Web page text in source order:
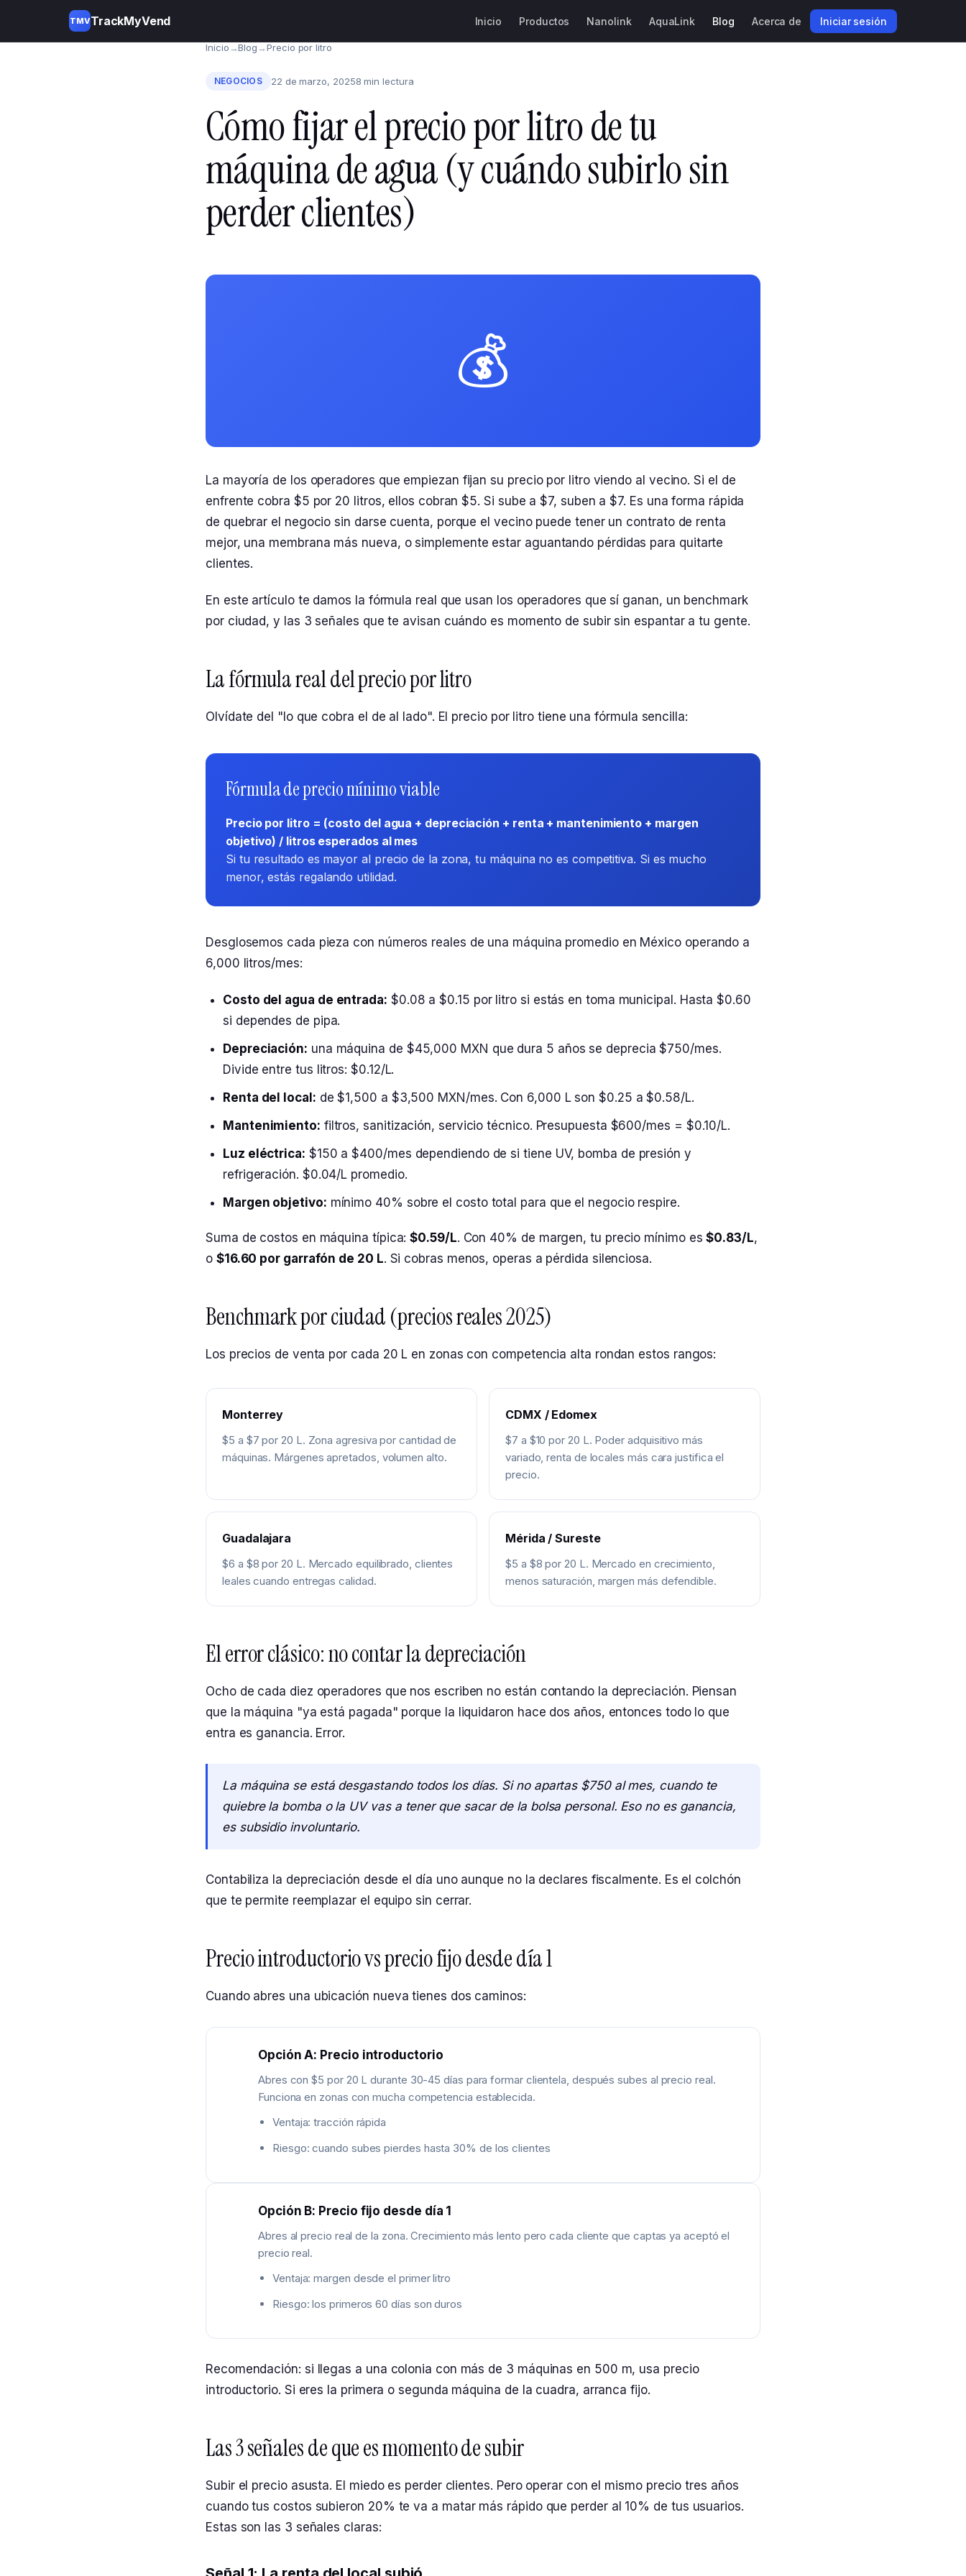
TMVTrackMyVend Inicio Productos Nanolink AquaLink Blog Acerca de Iniciar sesión
Inicio→Blog→Precio por litro
NEGOCIOS 22 de marzo, 20258 min lectura
Cómo fijar el precio por litro de tu
máquina de agua (y cuándo subirlo sin
perder clientes)
💰
La mayoría de los operadores que empiezan fijan su precio por litro viendo al vecino. Si el de
enfrente cobra $5 por 20 litros, ellos cobran $5. Si sube a $7, suben a $7. Es una forma rápida
de quebrar el negocio sin darse cuenta, porque el vecino puede tener un contrato de renta
mejor, una membrana más nueva, o simplemente estar aguantando pérdidas para quitarte
clientes.
En este artículo te damos la fórmula real que usan los operadores que sí ganan, un benchmark
por ciudad, y las 3 señales que te avisan cuándo es momento de subir sin espantar a tu gente.
La fórmula real del precio por litro
Olvídate del "lo que cobra el de al lado". El precio por litro tiene una fórmula sencilla:
Fórmula de precio mínimo viable
Precio por litro = (costo del agua + depreciación + renta + mantenimiento + margen
objetivo) / litros esperados al mes
Si tu resultado es mayor al precio de la zona, tu máquina no es competitiva. Si es mucho
menor, estás regalando utilidad.
Desglosemos cada pieza con números reales de una máquina promedio en México operando a
6,000 litros/mes:
Costo del agua de entrada: $0.08 a $0.15 por litro si estás en toma municipal. Hasta $0.60
si dependes de pipa.
Depreciación: una máquina de $45,000 MXN que dura 5 años se deprecia $750/mes.
Divide entre tus litros: $0.12/L.
Renta del local: de $1,500 a $3,500 MXN/mes. Con 6,000 L son $0.25 a $0.58/L.
Mantenimiento: filtros, sanitización, servicio técnico. Presupuesta $600/mes = $0.10/L.
Luz eléctrica: $150 a $400/mes dependiendo de si tiene UV, bomba de presión y
refrigeración. $0.04/L promedio.
Margen objetivo: mínimo 40% sobre el costo total para que el negocio respire.
Suma de costos en máquina típica:$0.59/L. Con 40% de margen, tu precio mínimo es$0.83/L,
o $16.60 por garrafón de 20 L. Si cobras menos, operas a pérdida silenciosa.
Benchmark por ciudad (precios reales 2025)
Los precios de venta por cada 20 L en zonas con competencia alta rondan estos rangos:
Monterrey
$5 a $7 por 20 L. Zona agresiva por cantidad de
máquinas. Márgenes apretados, volumen alto.
CDMX / Edomex
$7 a $10 por 20 L. Poder adquisitivo más
variado, renta de locales más cara justifica el
precio.
Guadalajara
$6 a $8 por 20 L. Mercado equilibrado, clientes
leales cuando entregas calidad.
Mérida / Sureste
$5 a $8 por 20 L. Mercado en crecimiento,
menos saturación, margen más defendible.
El error clásico: no contar la depreciación
Ocho de cada diez operadores que nos escriben no están contando la depreciación. Piensan
que la máquina "ya está pagada" porque la liquidaron hace dos años, entonces todo lo que
entra es ganancia. Error.
La máquina se está desgastando todos los días. Si no apartas $750 al mes, cuando te
quiebre la bomba o la UV vas a tener que sacar de la bolsa personal. Eso no es ganancia,
es subsidio involuntario.
Contabiliza la depreciación desde el día uno aunque no la declares fiscalmente. Es el colchón
que te permite reemplazar el equipo sin cerrar.
Precio introductorio vs precio fijo desde día 1
Cuando abres una ubicación nueva tienes dos caminos:
Opción A: Precio introductorio
Abres con $5 por 20 L durante 30-45 días para formar clientela, después subes al precio real.
Funciona en zonas con mucha competencia establecida.
Ventaja: tracción rápida
Riesgo: cuando subes pierdes hasta 30% de los clientes
Opción B: Precio fijo desde día 1
Abres al precio real de la zona. Crecimiento más lento pero cada cliente que captas ya aceptó el
precio real.
Ventaja: margen desde el primer litro
Riesgo: los primeros 60 días son duros
Recomendación: si llegas a una colonia con más de 3 máquinas en 500 m, usa precio
introductorio. Si eres la primera o segunda máquina de la cuadra, arranca fijo.
Las 3 señales de que es momento de subir
Subir el precio asusta. El miedo es perder clientes. Pero operar con el mismo precio tres años
cuando tus costos subieron 20% te va a matar más rápido que perder al 10% de tus usuarios.
Estas son las 3 señales claras: